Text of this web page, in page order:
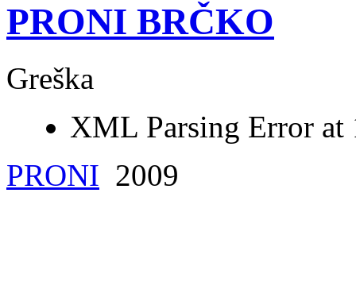
PRONI BRČKO
Greška
XML Parsing Error at
PRONI 2009